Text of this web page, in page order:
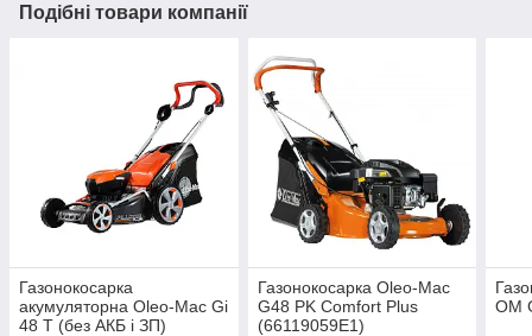
Подібні товари компанії
Газонокосарка
акумуляторна Oleo-Mac Gi
48 T (без АКБ і ЗП)
Газонокосарка Oleo-Mac
G48 PK Comfort Plus
(66119059E1)
OM